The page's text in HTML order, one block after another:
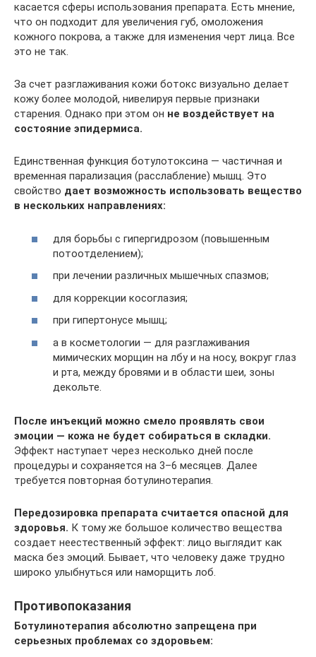
касается сферы использования препарата. Есть мнение,
что он подходит для увеличения губ, омоложения
кожного покрова, а также для изменения черт лица. Все
это не так.
За счет разглаживания кожи ботокс визуально делает
кожу более молодой, нивелируя первые признаки
старения. Однако при этом он не воздействует на
состояние эпидермиса.
Единственная функция ботулотоксина — частичная и
временная парализация (расслабление) мышц. Это
свойство дает возможность использовать вещество
в нескольких направлениях:
для борьбы с гипергидрозом (повышенным
потоотделением);
при лечении различных мышечных спазмов;
для коррекции косоглазия;
при гипертонусе мышц;
а в косметологии — для разглаживания
мимических морщин на лбу и на носу, вокруг глаз
и рта, между бровями и в области шеи, зоны
декольте.
После инъекций можно смело проявлять свои
эмоции — кожа не будет собираться в складки.
Эффект наступает через несколько дней после
процедуры и сохраняется на 3–6 месяцев. Далее
требуется повторная ботулинотерапия.
Передозировка препарата считается опасной для
здоровья. К тому же большое количество вещества
создает неестественный эффект: лицо выглядит как
маска без эмоций. Бывает, что человеку даже трудно
широко улыбнуться или наморщить лоб.
Противопоказания
Ботулинотерапия абсолютно запрещена при
серьезных проблемах со здоровьем: